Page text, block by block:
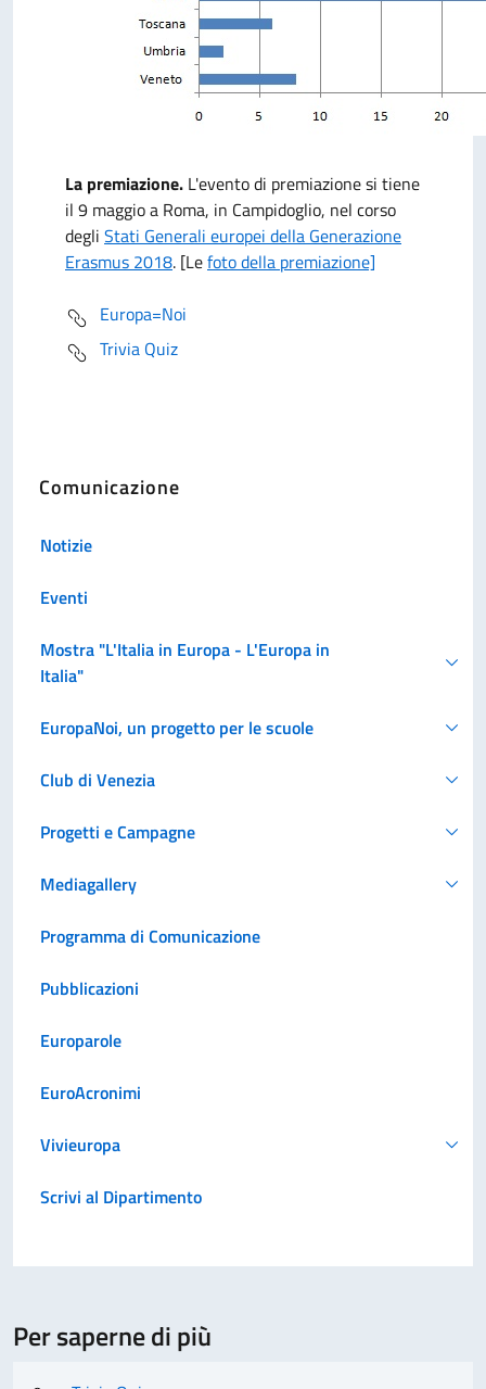
La premiazione. L'evento di premiazione si tiene
il 9 maggio a Roma, in Campidoglio, nel corso
degli Stati Generali europei della Generazione
Erasmus 2018. [Lefoto della premiazione]
Europa=Noi
Trivia Quiz
Comunicazione
Notizie
Eventi
Mostra "L'Italia in Europa - L'Europa in
Italia"
EuropaNoi, un progetto per le scuole
Club di Venezia
Progetti e Campagne
Mediagallery
Programma di Comunicazione
Pubblicazioni
Europarole
EuroAcronimi
Vivieuropa
Scrivi al Dipartimento
Per saperne di più